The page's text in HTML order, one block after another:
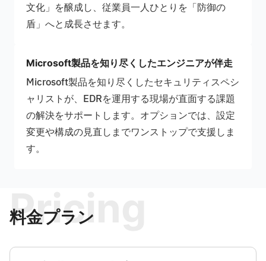
文化」を醸成し、従業員一人ひとりを「防御の
盾」へと成長させます。
Microsoft製品を知り尽くしたエンジニアが伴走
Microsoft製品を知り尽くしたセキュリティスペシ
ャリストが、EDRを運用する現場が直面する課題
の解決をサポートします。オプションでは、設定
変更や構成の見直しまでワンストップで支援しま
す。
料金プラン
Pricing